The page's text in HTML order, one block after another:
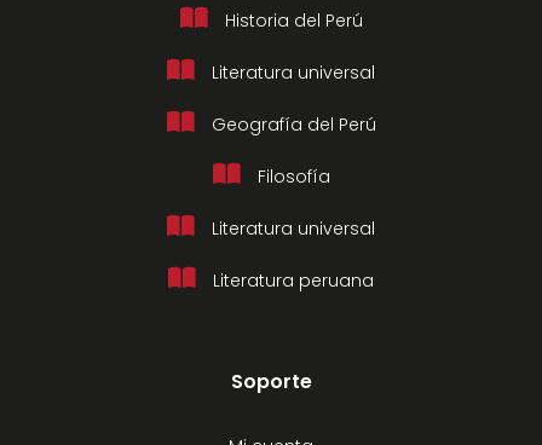
Historia del Perú
Literatura universal
Geografía del Perú
Filosofía
Literatura universal
Literatura peruana
Soporte